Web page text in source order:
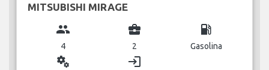
MITSUBISHI MIRAGE
group
4
business_center
2
local_gas_station
Gasolina
miscellaneous_services login